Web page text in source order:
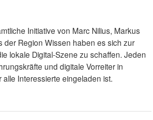
Initiative von Marc Nilius, Markus
der Region Wissen haben es sich zur
lokale Digital-Szene zu schaffen. Jeden
und digitale Vorreiter in
Interessierte eingeladen ist.